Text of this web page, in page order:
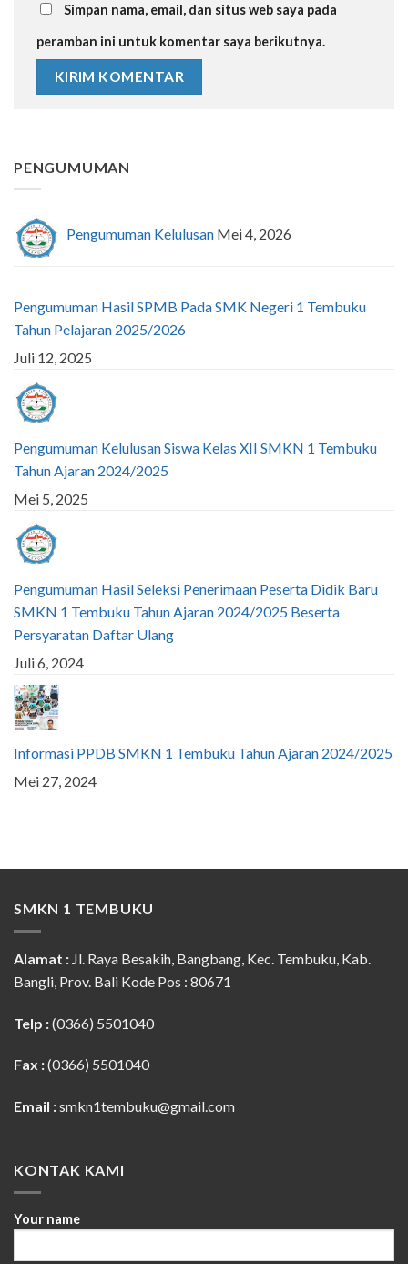
Simpan nama, email, dan situs web saya pada
peramban ini untuk komentar saya berikutnya.
PENGUMUMAN
Pengumuman Kelulusan Mei 4, 2026
Pengumuman Hasil SPMB Pada SMK Negeri 1 Tembuku
Tahun Pelajaran 2025/2026
Juli 12, 2025
Pengumuman Kelulusan Siswa Kelas XII SMKN 1 Tembuku
Tahun Ajaran 2024/2025
Mei 5, 2025
Pengumuman Hasil Seleksi Penerimaan Peserta Didik Baru
SMKN 1 Tembuku Tahun Ajaran 2024/2025 Beserta
Persyaratan Daftar Ulang
Juli 6, 2024
Informasi PPDB SMKN 1 Tembuku Tahun Ajaran 2024/2025
Mei 27, 2024
SMKN 1 TEMBUKU
Alamat : Jl. Raya Besakih, Bangbang, Kec. Tembuku, Kab.
Bangli, Prov. Bali Kode Pos : 80671
Telp :(0366) 5501040
Fax :(0366) 5501040
Email :smkn1tembuku@gmail.com
KONTAK KAMI
Your name